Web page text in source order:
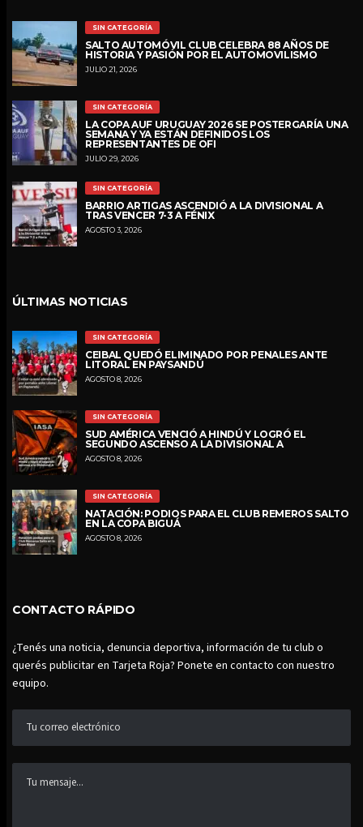
SIN CATEGORÍA
SALTO AUTOMÓVIL CLUB CELEBRA 88 AÑOS DE
HISTORIA Y PASIÓN POR EL AUTOMOVILISMO
JULIO 21, 2026
SIN CATEGORÍA
LA COPA AUF URUGUAY 2026 SE POSTERGARÍA UNA
SEMANA Y YA ESTÁN DEFINIDOS LOS
REPRESENTANTES DE OFI
JULIO 29, 2026
SIN CATEGORÍA
BARRIO ARTIGAS ASCENDIÓ A LA DIVISIONAL A
TRAS VENCER 7-3 A FÉNIX
AGOSTO 3, 2026
ÚLTIMAS NOTICIAS
SIN CATEGORÍA
CEIBAL QUEDÓ ELIMINADO POR PENALES ANTE
LITORAL EN PAYSANDÚ
AGOSTO 8, 2026
SIN CATEGORÍA
SUD AMÉRICA VENCIÓ A HINDÚ Y LOGRÓ EL
SEGUNDO ASCENSO A LA DIVISIONAL A
AGOSTO 8, 2026
SIN CATEGORÍA
NATACIÓN: PODIOS PARA EL CLUB REMEROS SALTO
EN LA COPA BIGUÁ
AGOSTO 8, 2026
CONTACTO RÁPIDO
¿Tenés una noticia, denuncia deportiva, información de tu club o
querés publicitar en Tarjeta Roja? Ponete en contacto con nuestro
equipo.